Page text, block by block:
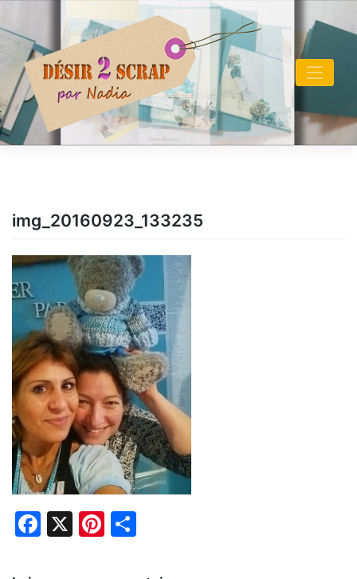
content
img_20160923_133235
Facebook
X Pinterest